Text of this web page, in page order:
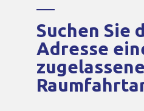
Suchen Sie
Adresse